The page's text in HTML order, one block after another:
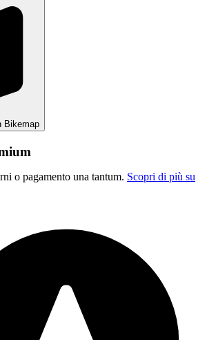
Bikemap
o pagamento una tantum. Scopri di più su